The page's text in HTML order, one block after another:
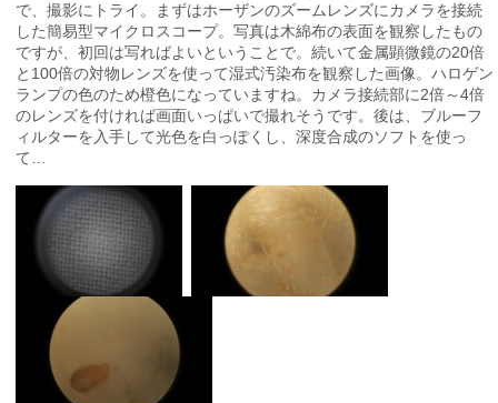
で、撮影にトライ。まずはホーザンのズームレンズにカメラを接続
した簡易型マイクロスコープ。写真は木綿布の表面を観察したもの
ですが、初回は写ればよいということで。続いて金属顕微鏡の20倍
と100倍の対物レンズを使って湿式汚染布を観察した画像。ハロゲン
ランプの色のため橙色になっていますね。カメラ接続部に2倍～4倍
のレンズを付ければ画面いっぱいで撮れそうです。後は、ブルーフ
ィルターを入手して光色を白っぽくし、深度合成のソフトを使っ
て…